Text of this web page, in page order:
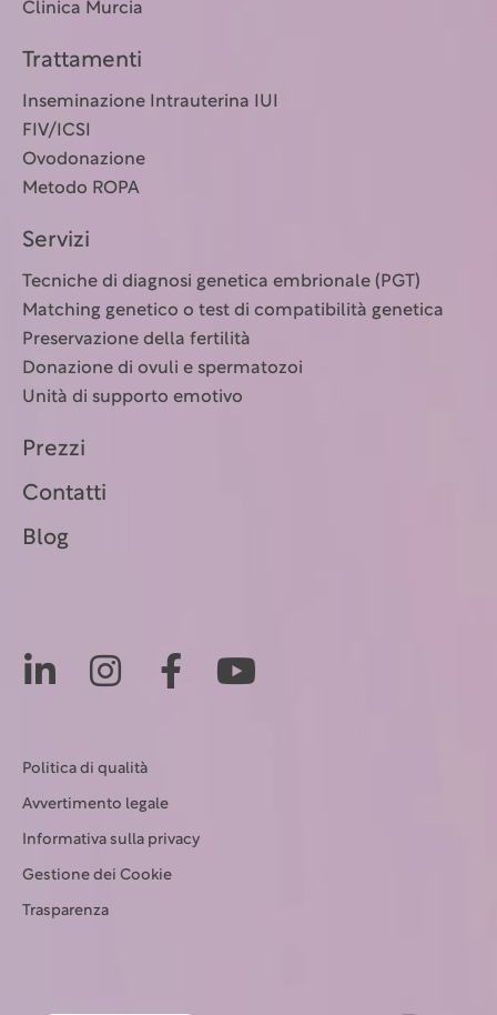
Clinica Murcia
Trattamenti
Inseminazione Intrauterina IUI
FIV/ICSI
Ovodonazione
Metodo ROPA
Servizi
Tecniche di diagnosi genetica embrionale (PGT)
Matching genetico o test di compatibilità genetica
Preservazione della fertilità
Donazione di ovuli e spermatozoi
Unità di supporto emotivo
Prezzi
Contatti
Blog
Politica di qualità
Avvertimento legale
Informativa sulla privacy
Gestione dei Cookie
Trasparenza